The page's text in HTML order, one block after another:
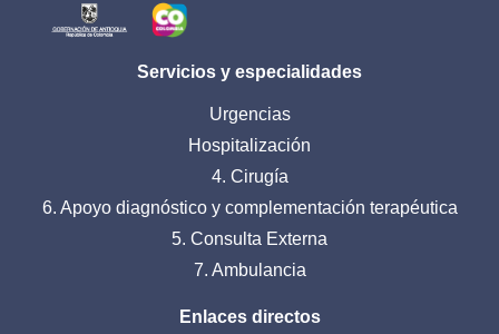
Servicios y especialidades
Urgencias
Hospitalización
4. Cirugía
6. Apoyo diagnóstico y complementación terapéutica
5. Consulta Externa
7. Ambulancia
Enlaces directos